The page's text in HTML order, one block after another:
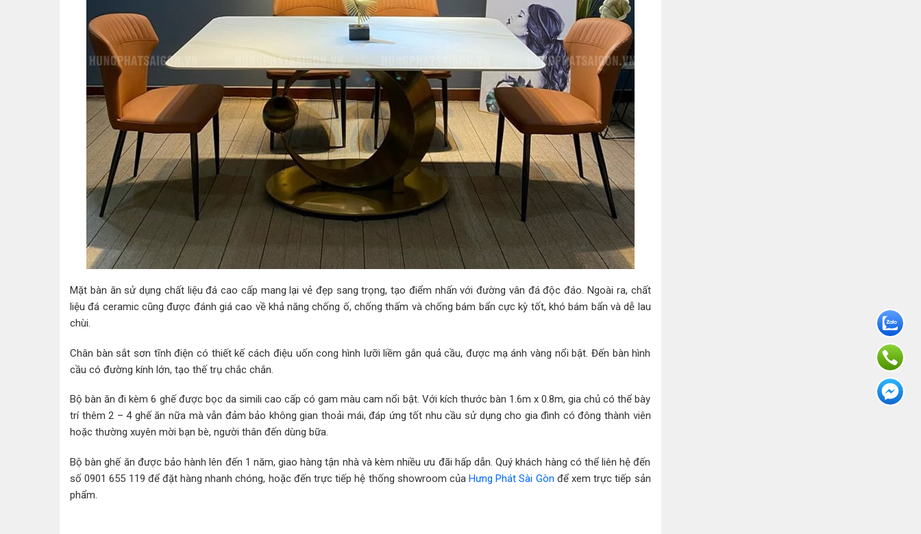
Mặt bàn ăn sử dụng chất liệu đá cao cấp mang lại vẻ đẹp sang trọng, tạo điểm nhấn với đường vân đá độc đáo. Ngoài ra, chất
liệu đá ceramic cũng được đánh giá cao về khả năng chống ố, chống thấm và chống bám bẩn cực kỳ tốt, khó bám bẩn và dễ lau
chùi.
Chân bàn sắt sơn tĩnh điện có thiết kế cách điệu uốn cong hình lưỡi liềm gắn quả cầu, được mạ ánh vàng nổi bật. Đến bàn hình
cầu có đường kính lớn, tạo thế trụ chắc chắn.
Bộ bàn ăn đi kèm 6 ghế được bọc da simili cao cấp có gam màu cam nổi bật. Với kích thước bàn 1.6m x 0.8m, gia chủ có thể bày
trí thêm 2 – 4 ghế ăn nữa mà vẫn đảm bảo không gian thoải mái, đáp ứng tốt nhu cầu sử dụng cho gia đình có đông thành viên
hoặc thường xuyên mời bạn bè, người thân đến dùng bữa.
Bộ bàn ghế ăn được bảo hành lên đến 1 năm, giao hàng tận nhà và kèm nhiều ưu đãi hấp dẫn. Quý khách hàng có thể liên hệ đến
số 0901 655 119 để đặt hàng nhanh chóng, hoặc đến trực tiếp hệ thống showroom củaHưng Phát Sài Gòn để xem trực tiếp sản
phẩm.